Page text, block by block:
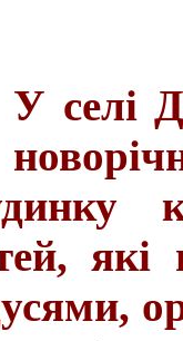
У селi